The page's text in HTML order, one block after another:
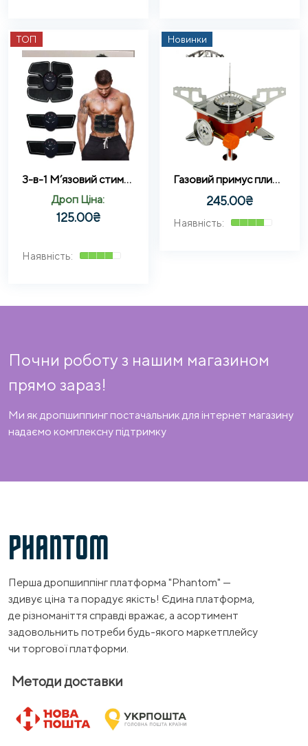
ТОП
3-в-1 М’язовий стимулятор EMS TRAINER – Пояс для EMS-тренажерів, тренажер для пресу та біцепсів EMS
Дроп Ціна:
125.00₴
Новинки
Газовий примус плита туристична Kovar K-202 з п’єзоподільом
245.00₴
Почни роботу з нашим магазином
прямо зараз!
Ми як дропшиппинг постачальник для інтернет магазину
надаємо комплексну підтримку
PHANTOM
Перша дропшиппінг платформа "Phantom" —
здивує ціна та порадує якість! Єдина платформа,
де різноманіття справді вражає, а асортимент
задовольнить потреби будь-якого маркетплейсу
чи торгової платформи.
Методи доставки